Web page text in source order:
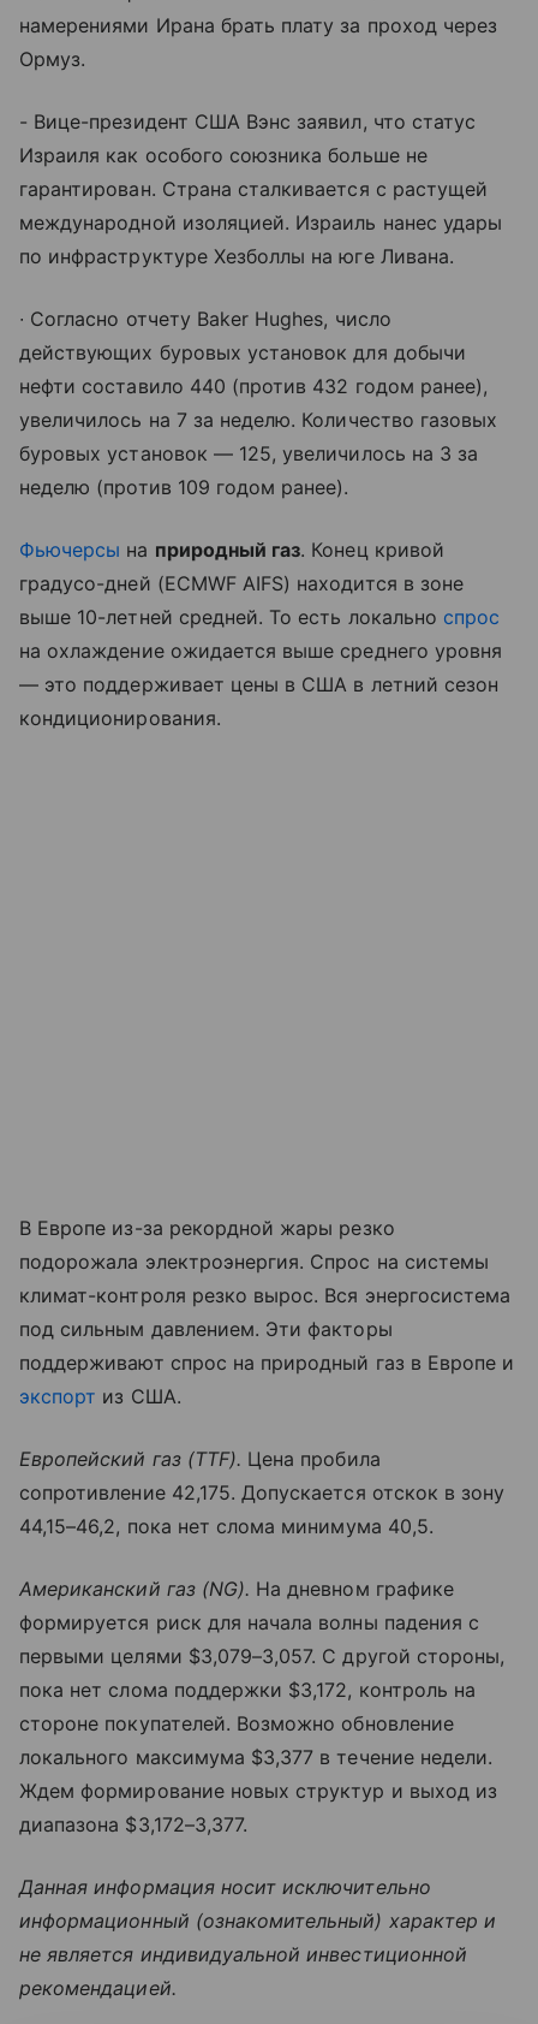
намерениями Ирана брать плату за проход через
Ормуз.
- Вице-президент США Вэнс заявил, что статус
Израиля как особого союзника больше не
гарантирован. Страна сталкивается с растущей
международной изоляцией. Израиль нанес удары
по инфраструктуре Хезболлы на юге Ливана.
∙ Согласно отчету Baker Hughes, число
действующих буровых установок для добычи
нефти составило 440 (против 432 годом ранее),
увеличилось на 7 за неделю. Количество газовых
буровых установок — 125, увеличилось на 3 за
неделю (против 109 годом ранее).
Фьючерсы на природный газ. Конец кривой
градусо-дней (ECMWF AIFS) находится в зоне
выше 10-летней средней. То есть локально спрос
на охлаждение ожидается выше среднего уровня
— это поддерживает цены в США в летний сезон
кондиционирования.
В Европе из-за рекордной жары резко
подорожала электроэнергия. Спрос на системы
климат-контроля резко вырос. Вся энергосистема
под сильным давлением. Эти факторы
поддерживают спрос на природный газ в Европе и
экспорт из США.
Европейский газ (TTF). Цена пробила
сопротивление 42,175. Допускается отскок в зону
44,15–46,2, пока нет слома минимума 40,5.
Американский газ (NG). На дневном графике
формируется риск для начала волны падения с
первыми целями $3,079–3,057. С другой стороны,
пока нет слома поддержки $3,172, контроль на
стороне покупателей. Возможно обновление
локального максимума $3,377 в течение недели.
Ждем формирование новых структур и выход из
диапазона $3,172–3,377.
Данная информация носит исключительно
информационный (ознакомительный) характер и
не является индивидуальной инвестиционной
рекомендацией.